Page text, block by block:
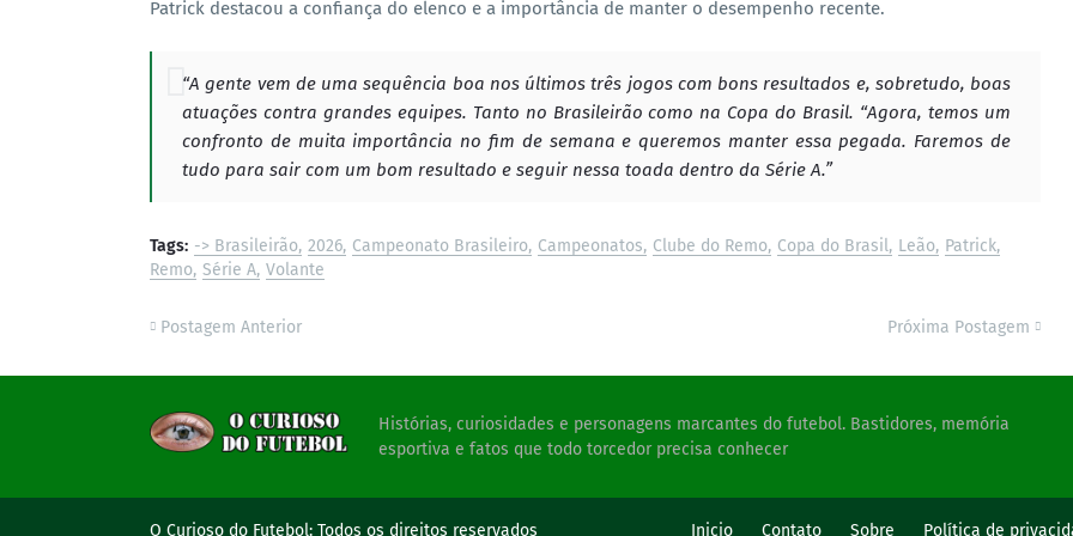
Patrick destacou a confiança do elenco e a importância de manter o desempenho recente.
“A gente vem de uma sequência boa nos últimos três jogos com bons resultados e, sobretudo, boas
atuações contra grandes equipes. Tanto no Brasileirão como na Copa do Brasil. “Agora, temos um
confronto de muita importância no fim de semana e queremos manter essa pegada. Faremos de
tudo para sair com um bom resultado e seguir nessa toada dentro da Série A.”
Tags: -> Brasileirão 2026 Campeonato Brasileiro Campeonatos Clube do Remo Copa do Brasil Leão Patrick
Remo Série A Volante
Postagem Anterior Próxima Postagem
Histórias, curiosidades e personagens marcantes do futebol. Bastidores, memória
esportiva e fatos que todo torcedor precisa conhecer
O Curioso do Futebol: Todos os direitos reservados Inicio Contato Sobre Política de